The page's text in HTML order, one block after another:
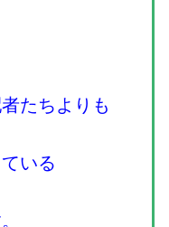
たちよりも
いる